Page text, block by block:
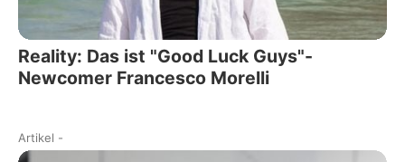
Reality: Das ist "Good Luck Guys"-
Newcomer Francesco Morelli
Artikel -